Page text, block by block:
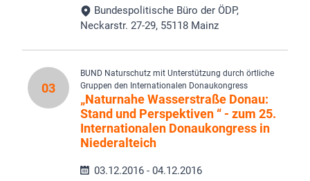
Bundespolitische Büro der ÖDP,
Neckarstr. 27-29, 55118 Mainz
03
BUND Naturschutz mit Unterstützung durch örtliche
Gruppen den Internationalen Donaukongress
„Naturnahe Wasserstraße Donau:
Stand und Perspektiven “ - zum 25.
Internationalen Donaukongress in
Niederalteich
03.12.2016 - 04.12.2016